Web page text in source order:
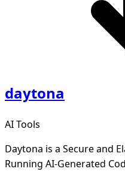
daytona
AI Tools
Daytona is a Secure and
Running AI-Generated